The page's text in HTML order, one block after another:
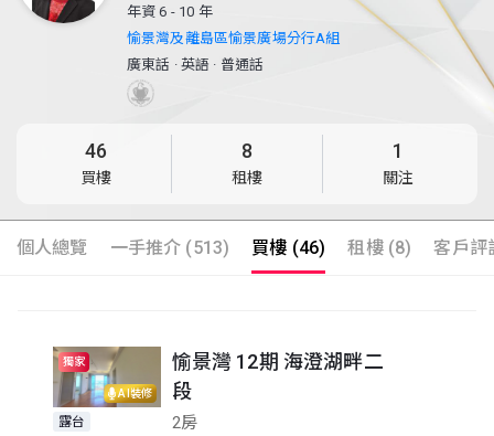
年資 6 - 10 年
愉景灣及離島區愉景廣場分行A組
廣東話 ·英語 · 普通話
46
買樓
8
租樓
1
關注
個人總覽 一手推介 (513) 買樓 (46) 租樓 (8) 客戶評
AI裝修
獨家
露台
愉景灣 12期 海澄湖畔二
段
2房